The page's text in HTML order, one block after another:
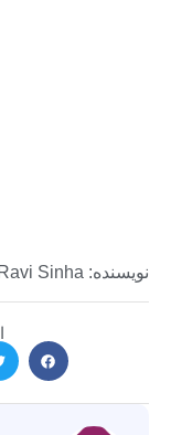
نویسنده: Ravi Sinha